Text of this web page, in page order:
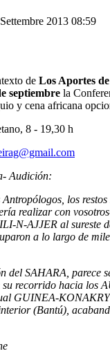
2013 08:59
de Los Aportes
septiembre la
y cena africana
8 - 19,30 h
Audición:
los
realizar con
N-AJJER al sureste
a lo largo de
del SAHARA,
su recorrido hacia los
GUINEA-
(Bantú),